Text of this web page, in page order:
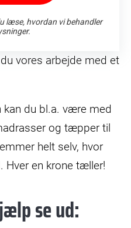
vores arbejde med et
kan du bl.a. være med
og tæpper til
helt selv, hvor
Hver en krone tæller!
se ud: